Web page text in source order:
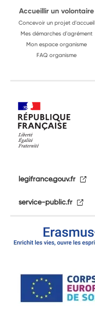
Accueillir un volontaire
Concevoir un projet d'accueil
Mes démarches d'agrément
Mon espace organisme
FAQ organisme
legifrance.gouv.fr
service-public.fr